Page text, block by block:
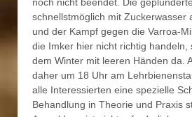
schnellstmöglich mit Zuckerwasser
und der Kampf gegen die Varroa-
die Imker hier nicht richtig handeln,
dem Winter mit leeren Händen da.
daher um 18 Uhr am
alle Interessierten eine spezielle
Behandlung in Theorie und Praxis